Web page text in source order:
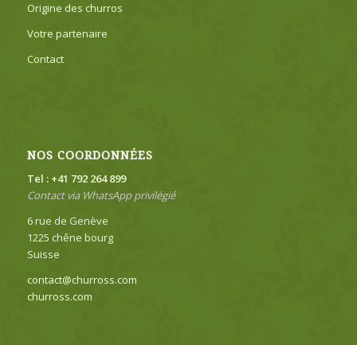
Origine des churros
Votre partenaire
Contact
NOS COORDONNÉES
Tel : +41 792 264 899
Contact via WhatsApp privilégié
6 rue de Genève
1225 chêne bourg
Suisse
contact@churross.com
churross.com